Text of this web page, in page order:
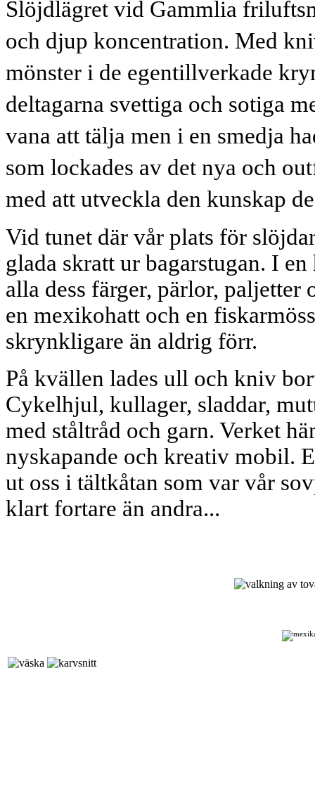
Slöjdlägret vid Gammlia
och djup koncentration. Med
mönster i de egentillverkade
deltagarna svettiga och sotiga
vana att tälja men i en smedja
som lockades av det nya och
med att utveckla den kunskap
Vid tunet där vår plats för
glada skratt ur bagarstugan. I
alla dess färger, pärlor,
en mexikohatt och en
skrynkligare än aldrig förr.
På kvällen lades ull och kniv
Cykelhjul, kullager, sladdar,
med ståltråd och garn. Verket
nyskapande och kreativ mobil.
ut oss i tältkåtan som var vår
klart fortare än andra...